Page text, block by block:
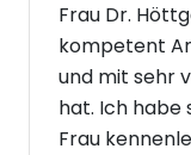
Frau Dr.
kompetent
und mit sehr
hat. Ich habe
Frau